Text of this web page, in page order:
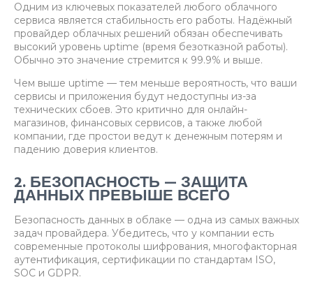
Одним из ключевых показателей любого облачного
сервиса является стабильность его работы. Надёжный
провайдер облачных решений обязан обеспечивать
высокий уровень uptime (время безотказной работы).
Обычно это значение стремится к 99.9% и выше.
Чем выше uptime — тем меньше вероятность, что ваши
сервисы и приложения будут недоступны из-за
технических сбоев. Это критично для онлайн-
магазинов, финансовых сервисов, а также любой
компании, где простои ведут к денежным потерям и
падению доверия клиентов.
2. БЕЗОПАСНОСТЬ — ЗАЩИТА
ДАННЫХ ПРЕВЫШЕ ВСЕГО
Безопасность данных в облаке — одна из самых важных
задач провайдера. Убедитесь, что у компании есть
современные протоколы шифрования, многофакторная
аутентификация, сертификации по стандартам ISO,
SOC и GDPR.